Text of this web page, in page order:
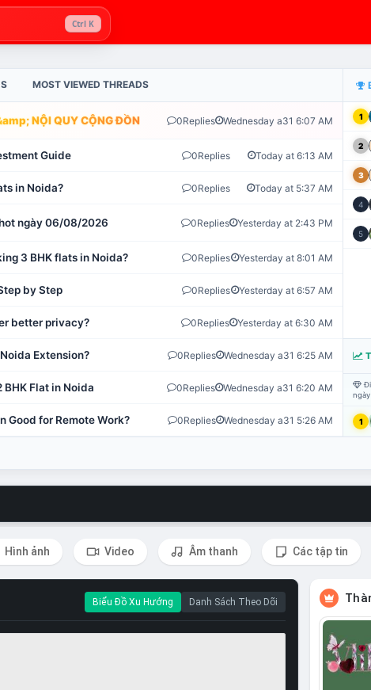
Ctrl K
MOST VIEWED THREADS
NỘI QUY CỘNG ĐỒNG VLIKE.VN: HỆ THỐNG GIÁM SÁT TỰ
0Replies Wednesday a31 6:07 AM
Guide 0Replies Today at 6:13 AM
in Noida? 0Replies Today at 5:37 AM
ngày 06/08/2026 0Replies Yesterday at 2:43 PM
3 BHK flats in Noida? 0Replies Yesterday at 8:01 AM
by Step 0Replies Yesterday at 6:57 AM
better privacy? 0Replies Yesterday at 6:30 AM
Extension? 0Replies Wednesday a31 6:25 AM
Flat in Noida 0Replies Wednesday a31 6:20 AM
Good for Remote Work? 0Replies Wednesday a31 5:26 AM
1
2
3
4
5
1
Hình ảnh Video Âm thanh Các tập tin
Biểu Đồ Xu Hướng Danh Sách Theo Dõi